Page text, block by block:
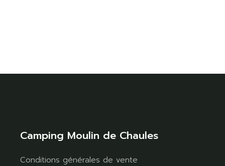
Camping Moulin de Chaules
Conditions générales de vente